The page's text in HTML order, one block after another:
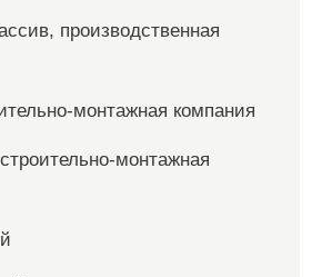
производственная
монтажная компания
монтажная